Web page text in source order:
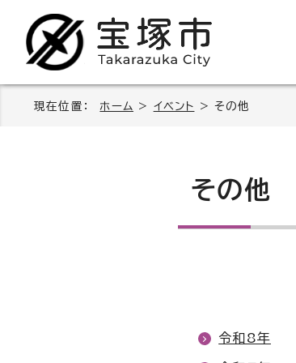
現在位置： ホーム > イベント > その他
その他
令和8年